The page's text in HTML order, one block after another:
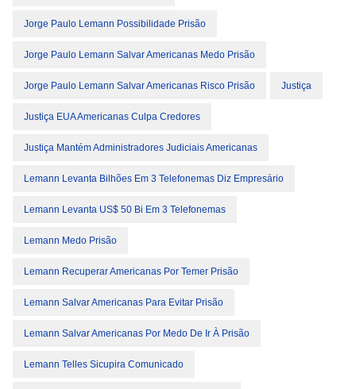
Jorge Paulo Lemann Possibilidade Prisão
Jorge Paulo Lemann Salvar Americanas Medo Prisão
Jorge Paulo Lemann Salvar Americanas Risco Prisão Justiça
Justiça EUA Americanas Culpa Credores
Justiça Mantém Administradores Judiciais Americanas
Lemann Levanta Bilhões Em 3 Telefonemas Diz Empresário
Lemann Levanta US$ 50 Bi Em 3 Telefonemas
Lemann Medo Prisão
Lemann Recuperar Americanas Por Temer Prisão
Lemann Salvar Americanas Para Evitar Prisão
Lemann Salvar Americanas Por Medo De Ir À Prisão
Lemann Telles Sicupira Comunicado